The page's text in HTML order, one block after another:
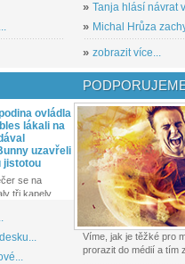
» Tanja hlásí návrat
» Michal Hrůza
» zobrazit více...
ovládla
lákali na
uzavřeli
jistotou
se na
tři kapely...
Víme, jak je těžké pro
prorazit do médií a tím